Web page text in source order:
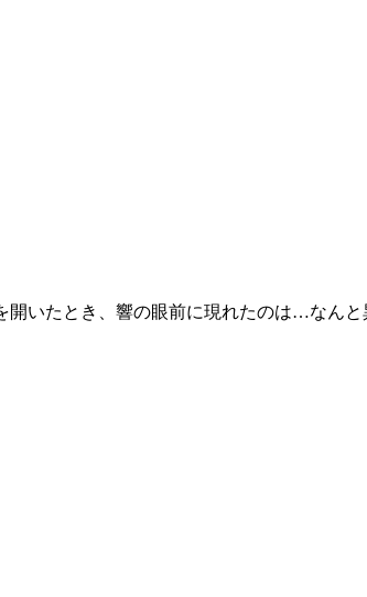
いたとき、響の眼前に現れたのは…なんと